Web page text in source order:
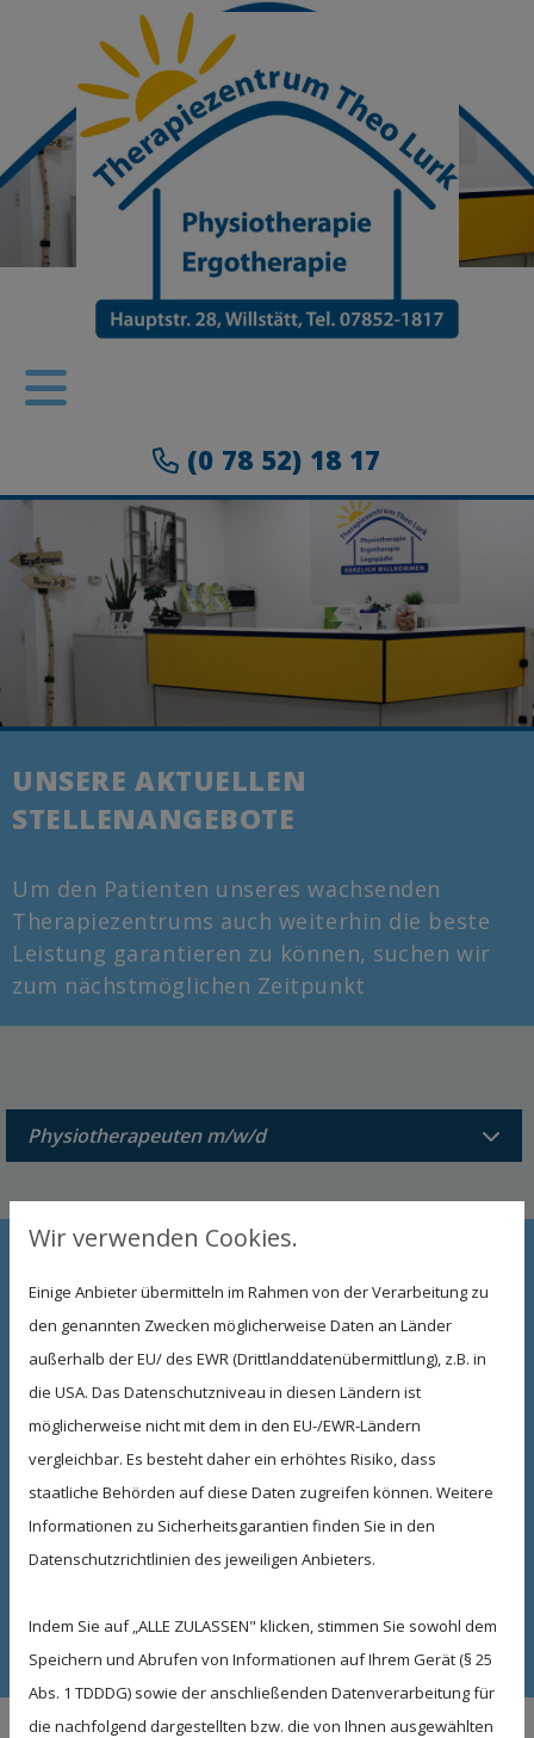
(0 78 52) 18 17
UNSERE AKTUELLEN
STELLENANGEBOTE
Um den Patienten unseres wachsenden
Therapiezentrums auch weiterhin die beste
Leistung garantieren zu können, suchen wir
zum nächstmöglichen Zeitpunkt
Physiotherapeuten m/w/d
telefonische, schriftliche oder auch
persönliche Bewerbung.
Bitte übersende uns Deine aussagekräftigen
Bewerbungsunterlagen per E-Mail an:
therapiezentrumlurk@gmx.de
Bei Fragen erreichst Du uns hier:
Therapiezentrum Theo Lurk
77731 Willstätt
Telefon: (0 78 52) 1817
Wir verwenden Cookies.
Einige Anbieter übermitteln im Rahmen von der Verarbeitung zu
den genannten Zwecken möglicherweise Daten an Länder
außerhalb der EU/ des EWR (Drittlanddatenübermittlung), z.B. in
die USA. Das Datenschutzniveau in diesen Ländern ist
möglicherweise nicht mit dem in den EU-/EWR-Ländern
vergleichbar. Es besteht daher ein erhöhtes Risiko, dass
staatliche Behörden auf diese Daten zugreifen können. Weitere
Informationen zu Sicherheitsgarantien finden Sie in den
Datenschutzrichtlinien des jeweiligen Anbieters.
Indem Sie auf „ALLE ZULASSEN" klicken, stimmen Sie sowohl dem
Speichern und Abrufen von Informationen auf Ihrem Gerät (§ 25
Abs. 1 TDDDG) sowie der anschließenden Datenverarbeitung für
die nachfolgend dargestellten bzw. die von Ihnen ausgewählten